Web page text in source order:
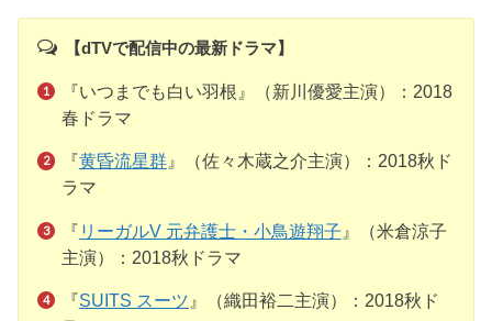
【dTVで配信中の最新ドラマ】
『いつまでも白い羽根』（新川優愛主演）：2018
春ドラマ
『黄昏流星群』（佐々木蔵之介主演）：2018秋ド
ラマ
『 リーガルV 元弁護士・小鳥遊翔子 』（米倉涼子
主演）：2018秋ドラマ
『SUITS スーツ 』（織田裕二主演）：2018秋ド